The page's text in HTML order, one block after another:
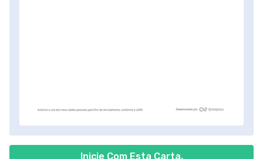
Inicie Com Esta Carta.